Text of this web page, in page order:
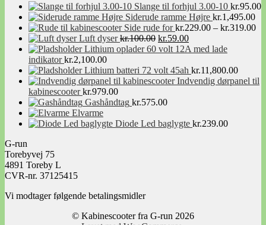
Slange til forhjul 3.00-10 kr.95.00
Siderude ramme Højre kr.1,495.00
Side rude for kr.229.00 – kr.319.00
Luft dyser kr.100.00 Den
oprindelige
var:
kr.100.00.
kr.59.00Den
aktuelle
er:
kr.59.00.
Lithium oplader 60 volt 12A med lade
indikator kr.2,100.00
Lithium batteri 72 volt 45ah kr.11,800.00
Indvendig dørpanel til
kabinescooter kr.979.00
Gashåndtag kr.575.00
Elvarme
Diode Led baglygte kr.239.00
G-run
Torebyvej 75
4891 Toreby L
CVR-nr. 37125415
Vi modtager følgende betalingsmidler
© Kabinescooter fra G-run 2026